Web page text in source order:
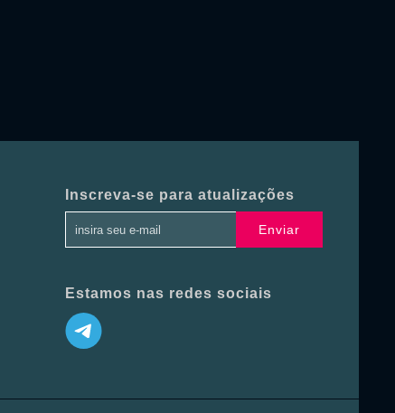
Inscreva-se para atualizações
Enviar
Estamos nas redes sociais